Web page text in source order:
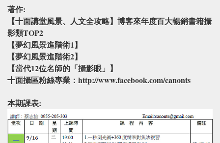
著作:
【十面講堂風景、人文全攻略】博客來年度百大暢銷書籍攝
影類TOP2
【夢幻風景進階術1】
【夢幻風景進階術2】
【當代12位名師的「攝影眼」】
十面攝區粉絲專業：http://www.facebook.com/canonts
本期課表: